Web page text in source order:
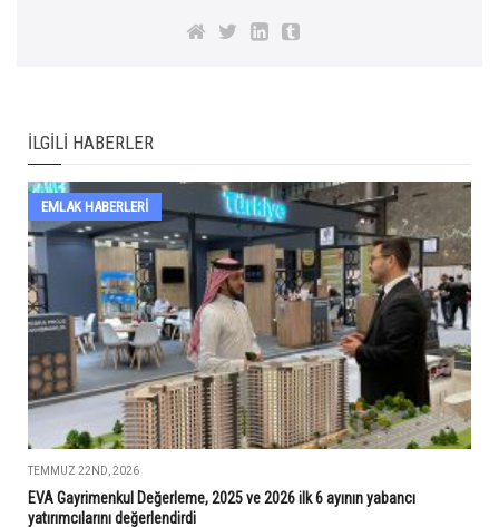
İLGILI HABERLER
EMLAK HABERLERI
TEMMUZ 22ND, 2026
EVA Gayrimenkul Değerleme, 2025 ve 2026 ilk 6 ayının yabancı
yatırımcılarını değerlendirdi